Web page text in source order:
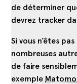
de déterminer
devrez tracker
Si vous n’êtes
nombreuses
de faire
exemple